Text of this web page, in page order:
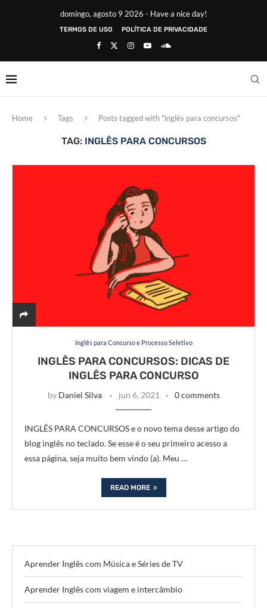
domingo, agosto 9 2026 - Have a nice day!
TERMOS DE USO POLÍTICA DE PRIVACIDADE
Home Tags Posts tagged with "inglês para concursos"
TAG: INGLÊS PARA CONCURSOS
Inglês para Concurso e Processo Seletivo
INGLÊS PARA CONCURSOS: DICAS DE
INGLÊS PARA CONCURSO
by Daniel Silva jun 6, 2021 0 comments
INGLÊS PARA CONCURSOS e o novo tema desse artigo do
blog inglês no teclado. Se esse é o seu primeiro acesso a
essa página, seja muito bem vindo (a). Meu …
READ MORE
Aprender Inglês com Música e Séries de TV
Aprender Inglês com viagem e intercâmbio